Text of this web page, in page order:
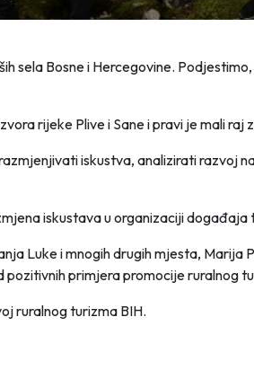
sela Bosne i Hercegovine.
rijeke Plive i Sane i pravi je mali
iskustva, analizirati razvoj
iskustava u organizaciji
Luke i mnogih drugih mjesta,
primjera promocije ruralnog
ruralnog turizma BIH.